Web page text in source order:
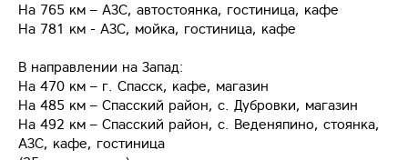
На 765 км – АЗС, автостоянка, гостиница, кафе
На 781 км - АЗС, мойка, гостиница, кафе
В направлении на Запад:
На 470 км – г. Спасск, кафе, магазин
На 485 км – Спасский район, с. Дубровки, магазин
На 492 км – Спасский район, с. Веденяпино, стоянка,
АЗС, кафе, гостиница